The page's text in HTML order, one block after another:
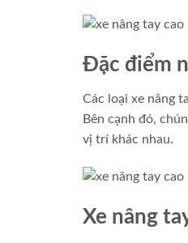
Đặc điểm
Các loại xe nâng
Bên cạnh đó,
vị trí khác nhau.
Xe nâng